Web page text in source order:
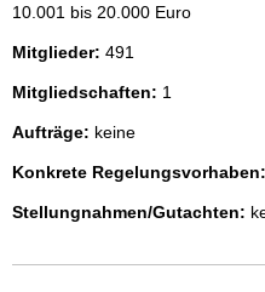
10.001 bis 20.000 Euro
Mitglieder: 491
Mitgliedschaften: 1
Aufträge: keine
Konkrete Regelungsvorhaben:
Stellungnahmen/Gutachten: